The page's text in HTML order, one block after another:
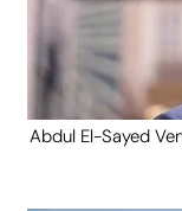
Abdul El-Sayed